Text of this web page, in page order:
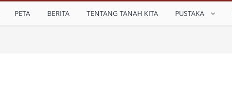
PETA BERITA TENTANG TANAH KITA PUSTAKA